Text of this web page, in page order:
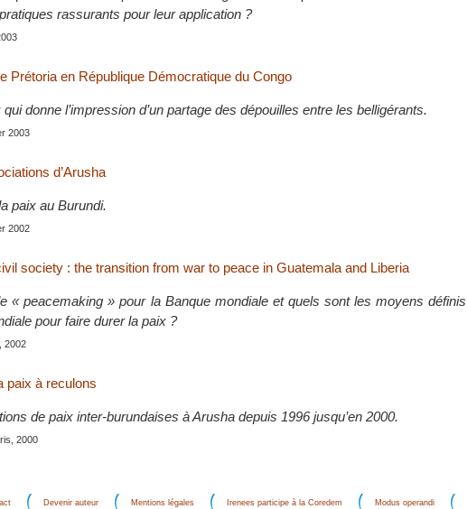
rassurants pour leur application ?
Prétoria en République Démocratique du Congo
donne l’impression d’un partage des dépouilles entre les belligérants.
2003
d’Arusha
paix au Burundi.
2002
society : the transition from war to peace in Guatemala and Liberia
« peacemaking » pour la Banque mondiale et quels sont les moyens définis
pour faire durer la paix ?
2002
paix à reculons
de paix inter-burundaises à Arusha depuis 1996 jusqu’en 2000.
2000
Devenir auteur Mentions légales Irenees participe à la Coredem Modus operandi